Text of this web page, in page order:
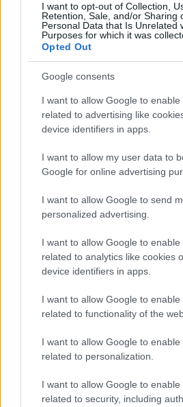
I want to opt-out of Collection,
Retention, Sale, and/or Sharing
Personal Data that Is Unrelated
Purposes for which it was
Opted Out
Google consents
I want to allow Google to enable
related to advertising like
device identifiers in apps.
I want to allow my user data to
Google for online advertising
I want to allow Google to send
personalized advertising.
I want to allow Google to enable
related to analytics like cookies
device identifiers in apps.
I want to allow Google to enable
related to functionality of the
I want to allow Google to enable
related to personalization.
I want to allow Google to enable
related to security, including
legdrágábbja volt az
gyorsmérleg
HÍREK 2026. júl. 20.
csavar a sztoriban